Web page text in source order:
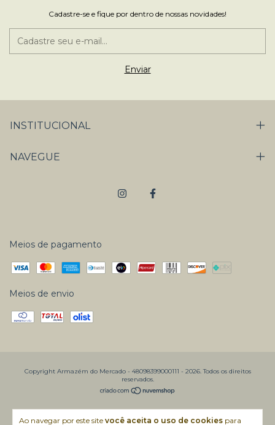
Ao navegar por este site você aceita o uso de cookies para
Cadastre-se e fique por dentro de nossas novidades!
INSTITUCIONAL
NAVEGUE
Meios de pagamento
Meios de envio
Copyright Armazém do Mercado - 48098399000111 - 2026. Todos os direitos
reservados.